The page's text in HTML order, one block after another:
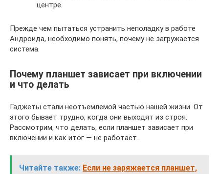
центре.
Прежде чем пытаться устранить неполадку в работе
Андроида, необходимо понять, почему не загружается
система.
Почему планшет зависает при включении
и что делать
Гаджеты стали неотъемлемой частью нашей жизни. От
этого бывает трудно, когда они выходят из строя.
Рассмотрим, что делать, если планшет зависает при
включении и как итог — не работает.
Читайте также: Если не заряжается планшет,